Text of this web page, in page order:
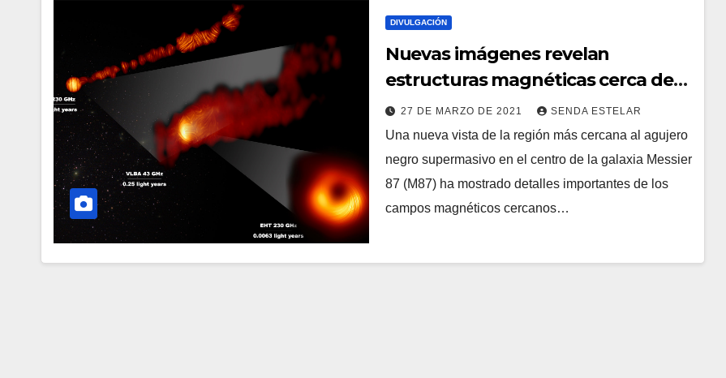
DIVULGACIÓN
Nuevas imágenes revelan
estructuras magnéticas cerca de
un agujero negro supermasivo
27 DE MARZO DE 2021 SENDA ESTELAR
Una nueva vista de la región más cercana al agujero
negro supermasivo en el centro de la galaxia Messier
87 (M87) ha mostrado detalles importantes de los
campos magnéticos cercanos…